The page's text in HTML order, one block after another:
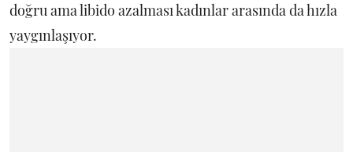
doğru ama libido azalması kadınlar arasında da hızla
yaygınlaşıyor.